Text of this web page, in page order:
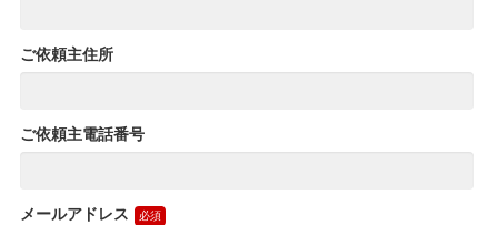
ご依頼主住所
ご依頼主電話番号
メールアドレス